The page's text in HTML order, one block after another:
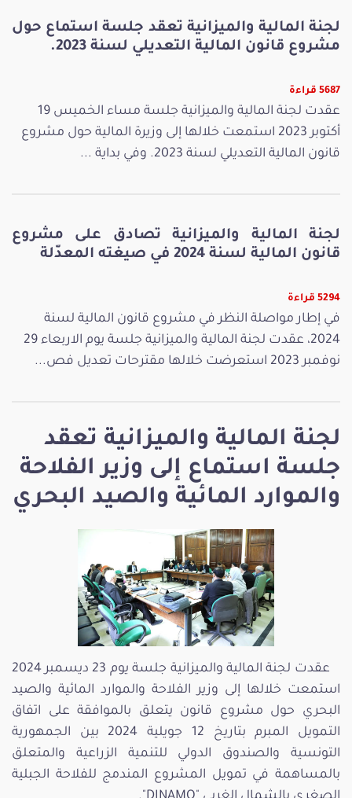
لجنة المالية والميزانية تعقد
جلسة استماع إلى وزير الفلاحة
والموارد المائية والصيد البحري
عقدت لجنة المالية والميزانية جلسة يوم 23 ديسمبر 2024
استمعت خلالها إلى وزير الفلاحة والموارد المائية والصيد
البحري حول مشروع قانون يتعلق بالموافقة على اتفاق
التمويل المبرم بتاريخ 12 جويلية 2024 بين الجمهورية
التونسية والصندوق الدولي للتنمية الزراعية والمتعلق
بالمساهمة في تمويل المشروع المندمج للفلاحة الجبلية
لجنة المالية والميزانية تعقد جلسة استماع حول
مشروع قانون المالية التعديلي لسنة 2023.
5687 قراءة
عقدت لجنة المالية والميزانية جلسة مساء الخميس 19
أكتوبر 2023 استمعت خلالها إلى وزيرة المالية حول مشروع
قانون المالية التعديلي لسنة 2023. وفي بداية ...
لجنة المالية والميزانية تصادق على مشروع
قانون المالية لسنة 2024 في صيغته المعدّلة
5294 قراءة
في إطار مواصلة النظر في مشروع قانون المالية لسنة
2024، عقدت لجنة المالية والميزانية جلسة يوم الاربعاء 29
نوفمبر 2023 استعرضت خلالها مقترحات تعديل فص...